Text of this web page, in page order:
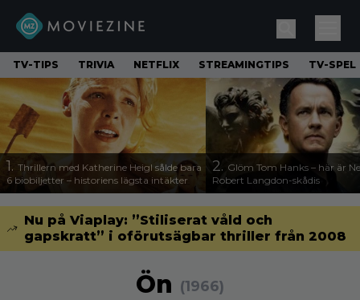
TV-TIPS TRIVIA NETFLIX STREAMINGTIPS TV-SPEL
1. Thrillern med Katherine Heigl sålde bara
6 biobiljetter – historiens lägsta intäkter
2. Glöm Tom Hanks – här är
Robert Langdon-skådis
Nu på Viaplay: ”Stiliserat våld och
gapskratt” i oförutsägbar thriller från 2008
Ön (1966)